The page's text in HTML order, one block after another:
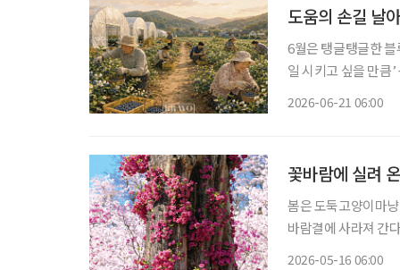
도움의 손길 날
6월은 탱글탱글한
일 시키고 싶을 만큼’ 농장
2026-06-21 06:00
꽃바람에 실려
봄은 도둑고양이마
바람결에 사라져 간
2026-05-16 06:00